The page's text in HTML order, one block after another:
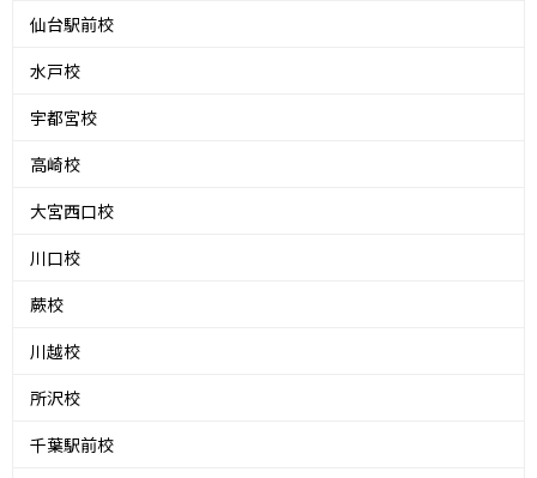
仙台駅前校
水戸校
宇都宮校
高崎校
大宮西口校
川口校
蕨校
川越校
所沢校
千葉駅前校